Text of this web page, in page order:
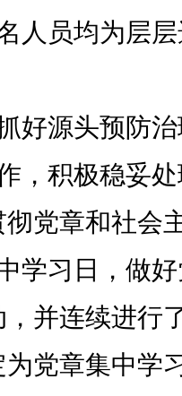
人员均为层
好源头预防
， 积极稳妥
彻党章和社会
学习日 ， 做
并连续进行
党章集中学